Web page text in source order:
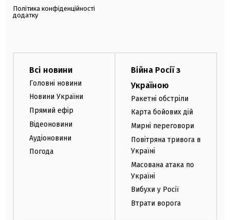
Політика конфіденційності
додатку
Всі новини
Головні новини
Новини України
Прямий ефір
Відеоновини
Аудіоновини
Погода
Війна Росії з
Україною
Ракетні обстріли
Карта бойових дій
Мирні переговори
Повітряна тривога в
Україні
Масована атака по
Україні
Вибухи у Росії
Втрати ворога